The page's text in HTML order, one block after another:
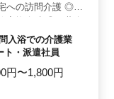
会に必要不可欠
への訪問介護 ◎食
◎トイレへの移動
◎社会保険完備 ◎
待ちしておりま
合わせください♪
入浴での介護業
ト・派遣社員
円〜1,800円